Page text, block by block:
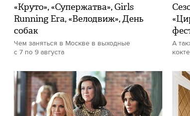
«Круто», «Супержатва», Girls
Running Era, «Велодвиж», День
собак
Чем заняться в Москве в выходные
с 7 по 9 августа
А